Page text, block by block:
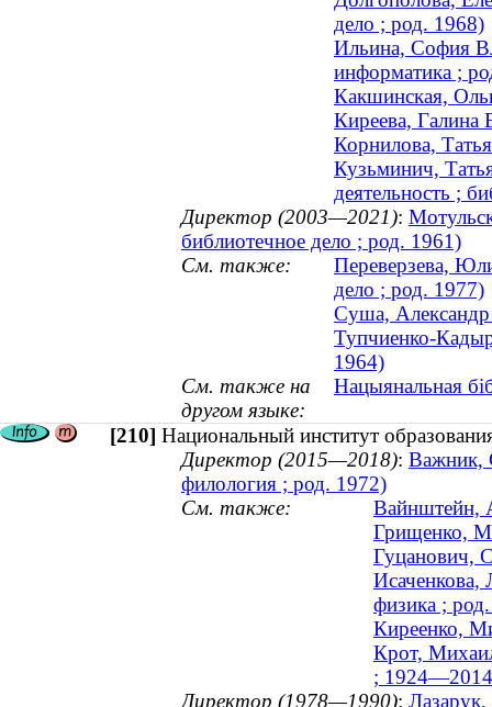
дело ; род. 1968)
Ильина, София
информатика ;
Какшинская,
Киреева, Галина
Корнилова,
Кузьминич,
деятельность ;
Директор (2003—2021):
библиотечное дело ; род. 1961)
См. также:
Переверзева,
дело ; род. 1977)
Суша, Александр
Тупчиенко-
1964)
См. также на
другом языке:
Нацыянальная
[210] Национальный институт
Директор (2015—2018): Важник,
филология ; род. 1972)
См. также:
Вайнштейн,
Грищенко,
Гуцанович,
Исаченкова,
физика ;
Киреенко,
Крот,
;
Директор (1978—1990):